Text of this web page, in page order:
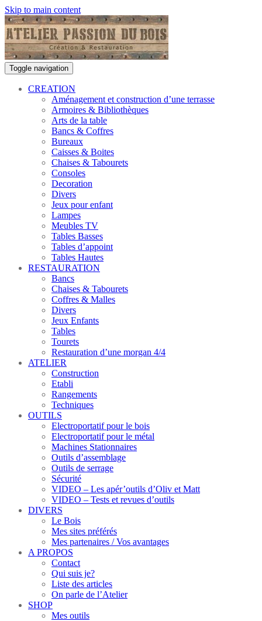
Skip to main content
Toggle navigation
CREATION
Aménagement et construction d’une terrasse
Armoires & Bibliothèques
Arts de la table
Bancs & Coffres
Bureaux
Caisses & Boites
Chaises & Tabourets
Consoles
Decoration
Divers
Jeux pour enfant
Lampes
Meubles TV
Tables Basses
Tables d’appoint
Tables Hautes
RESTAURATION
Bancs
Chaises & Tabourets
Coffres & Malles
Divers
Jeux Enfants
Tables
Tourets
Restauration d’une morgan 4/4
ATELIER
Construction
Etabli
Rangements
Techniques
OUTILS
Electroportatif pour le bois
Electroportatif pour le métal
Machines Stationnaires
Outils d’assemblage
Outils de serrage
Sécurité
VIDEO – Les apér’outils d’Oliv et Matt
VIDEO – Tests et revues d’outils
DIVERS
Le Bois
Mes sites préférés
Mes partenaires / Vos avantages
A PROPOS
Contact
Qui suis je?
Liste des articles
On parle de l’Atelier
SHOP
Mes outils